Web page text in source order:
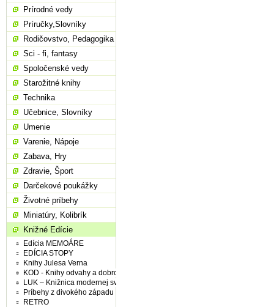
Prírodné vedy
Príručky,Slovníky
Rodičovstvo, Pedagogika
Sci - fi, fantasy
Spoločenské vedy
Starožitné knihy
Technika
Učebnice, Slovníky
Umenie
Varenie, Nápoje
Zabava, Hry
Zdravie, Šport
Darčekové poukážky
Životné príbehy
Miniatúry, Kolibrík
Knižné Edície
Edícia MEMOÁRE
EDÍCIA STOPY
Knihy Julesa Verna
KOD - Knihy odvahy a dobrodružství
LUK – Knižnica modernej svetovej prózy
Príbehy z divokého západu
RETRO